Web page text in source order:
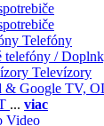
Telefóny
telefóny /
Televízory
& Google TV,
... viac
Video